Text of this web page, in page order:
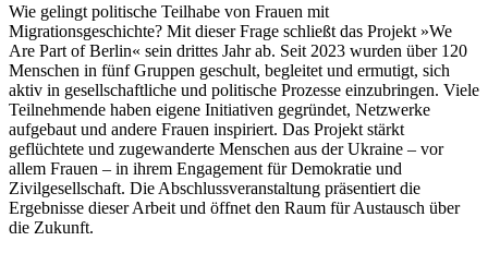
Wie gelingt politische Teilhabe von Frauen mit
Migrationsgeschichte? Mit dieser Frage schließt das Projekt »We
Are Part of Berlin« sein drittes Jahr ab. Seit 2023 wurden über 120
Menschen in fünf Gruppen geschult, begleitet und ermutigt, sich
aktiv in gesellschaftliche und politische Prozesse einzubringen. Viele
Teilnehmende haben eigene Initiativen gegründet, Netzwerke
aufgebaut und andere Frauen inspiriert. Das Projekt stärkt
geflüchtete und zugewanderte Menschen aus der Ukraine – vor
allem Frauen – in ihrem Engagement für Demokratie und
Zivilgesellschaft. Die Abschlussveranstaltung präsentiert die
Ergebnisse dieser Arbeit und öffnet den Raum für Austausch über
die Zukunft.